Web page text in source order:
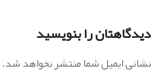
دیدگاهتان را بنویسید
نشانی ایمیل شما منتشر نخواهد شد.